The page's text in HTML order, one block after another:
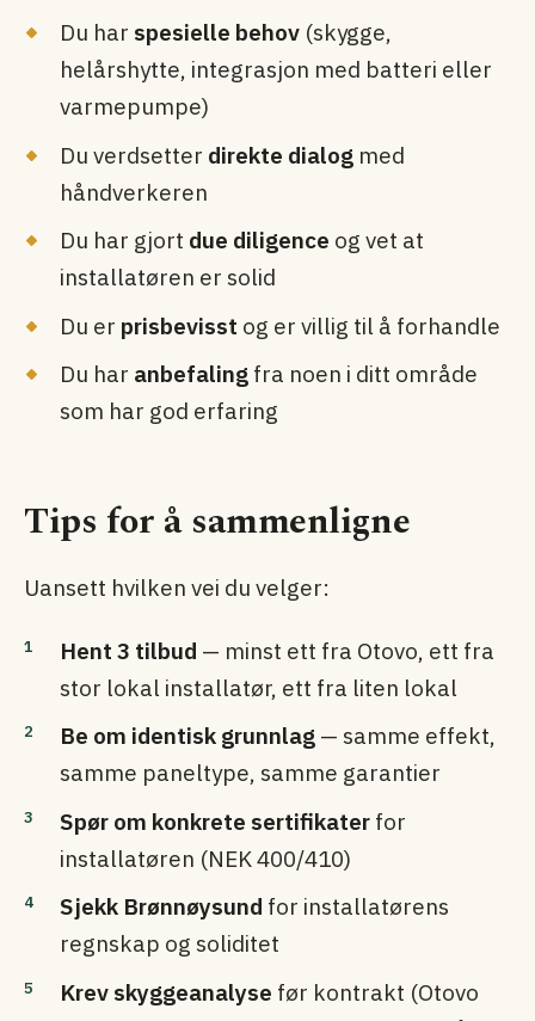
Du har spesielle behov (skygge,
helårshytte, integrasjon med batteri eller
varmepumpe)
Du verdsetter direkte dialog med
håndverkeren
Du har gjort due diligence og vet at
installatøren er solid
Du er prisbevisst og er villig til å forhandle
Du har anbefaling fra noen i ditt område
som har god erfaring
Tips for å sammenligne
Uansett hvilken vei du velger:
Hent 3 tilbud — minst ett fra Otovo, ett fra
stor lokal installatør, ett fra liten lokal
Be om identisk grunnlag — samme effekt,
samme paneltype, samme garantier
Spør om konkrete sertifikater for
installatøren (NEK 400/410)
Sjekk Brønnøysund for installatørens
regnskap og soliditet
Krev skygge­analyse før kontrakt (Otovo